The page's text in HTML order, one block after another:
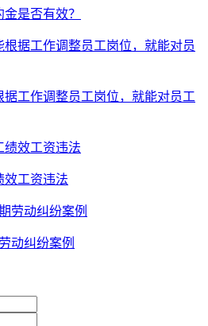
是否有效？
工作调整员工岗位，就能对员工
效工资违法
动纠纷案例